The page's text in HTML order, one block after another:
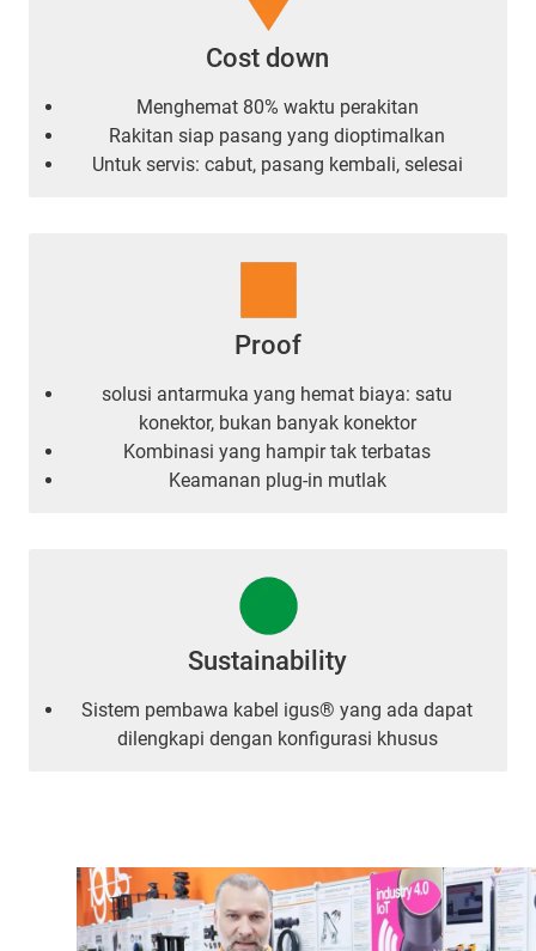
Cost down
Menghemat 80% waktu perakitan
Rakitan siap pasang yang dioptimalkan
Untuk servis: cabut, pasang kembali, selesai
Proof
solusi antarmuka yang hemat biaya: satu
konektor, bukan banyak konektor
Kombinasi yang hampir tak terbatas
Keamanan plug-in mutlak
Sustainability
Sistem pembawa kabel igus® yang ada dapat
dilengkapi dengan konfigurasi khusus